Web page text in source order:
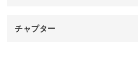
Rumi先生がサロンワークで行なう
チャプター